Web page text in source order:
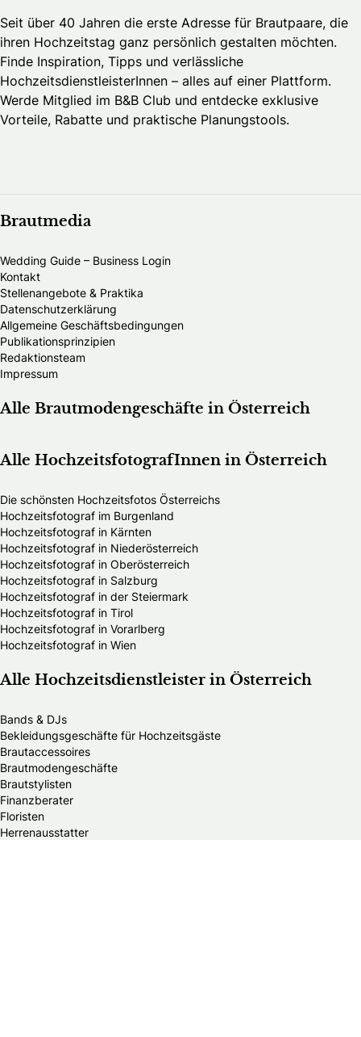
Seit über 40 Jahren die erste Adresse für Brautpaare, die
ihren Hochzeitstag ganz persönlich gestalten möchten.
Finde Inspiration, Tipps und verlässliche
HochzeitsdienstleisterInnen – alles auf einer Plattform.
Werde Mitglied im B&B Club und entdecke exklusive
Vorteile, Rabatte und praktische Planungstools.
Brautmedia
Wedding Guide – Business Login
Kontakt
Stellenangebote & Praktika
Datenschutzerklärung
Allgemeine Geschäftsbedingungen
Publikationsprinzipien
Redaktionsteam
Impressum
Alle Brautmodengeschäfte in Österreich
Alle HochzeitsfotografInnen in Österreich
Die schönsten Hochzeitsfotos Österreichs
Hochzeitsfotograf im Burgenland
Hochzeitsfotograf in Kärnten
Hochzeitsfotograf in Niederösterreich
Hochzeitsfotograf in Oberösterreich
Hochzeitsfotograf in Salzburg
Hochzeitsfotograf in der Steiermark
Hochzeitsfotograf in Tirol
Hochzeitsfotograf in Vorarlberg
Hochzeitsfotograf in Wien
Alle Hochzeitsdienstleister in Österreich
Bands & DJs
Bekleidungsgeschäfte für Hochzeitsgäste
Brautaccessoires
Brautmodengeschäfte
Brautstylisten
Finanzberater
Floristen
Herrenausstatter